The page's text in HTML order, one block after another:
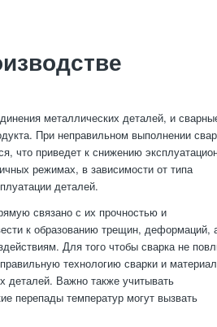
металлических деталей, и
При неправильном выполнении
что приведет к снижению
режимах, в зависимости от типа
деталей.
связано с их прочностью и
к образованию трещин, деформаций,
Для того чтобы сварка не
технологию сварки и
деталей. Важно также учитывать
перепады температур могут вызвать